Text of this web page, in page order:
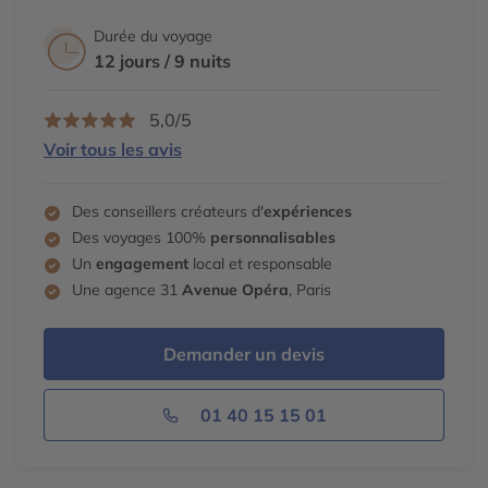
A St Leu visite duMusée Stella Matutina
Conservatoire Botanique des Mascarins.
A St Gilles les Hauts : direction le
Le vendredi, le marché de St Paul est incontournable
Durée du voyage
12 jours / 9 nuits
5,0/5
Voir tous les avis
Des conseillers créateurs d'expériences
Des voyages 100% personnalisables
Un engagement local et responsable
Une agence 31 Avenue Opéra, Paris
Demander un devis
01 40 15 15 01